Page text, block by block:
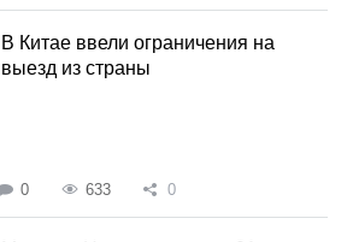
В Китае ввели ограничения на
выезд из страны
0 633 0